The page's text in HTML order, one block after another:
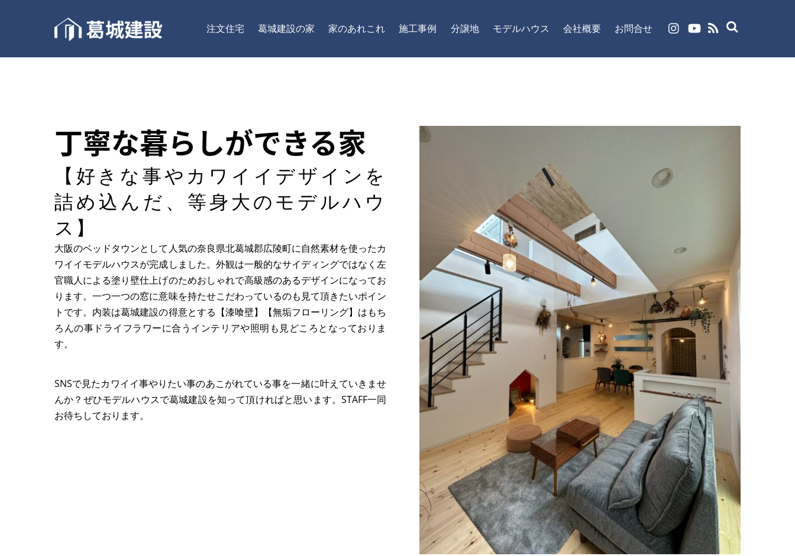
RSS
注文住宅 葛城建設の家 家のあれこれ 施工事例 分譲地 モデルハウス 会社概要 お問合せ
丁寧な暮らしができる家
【好きな事やカワイイデザインを
詰め込んだ、等身大のモデルハウ
ス】
大阪のベッドタウンとして人気の奈良県北葛城郡広陵町に自然素材を使ったカ
ワイイモデルハウスが完成しました。外観は一般的なサイディングではなく左
官職人による塗り壁仕上げのためおしゃれで高級感のあるデザインになってお
ります。一つ一つの窓に意味を持たせこだわっているのも見て頂きたいポイン
トです。内装は葛城建設の得意とする【漆喰壁】【無垢フローリング】はもち
ろんの事ドライフラワーに合うインテリアや照明も見どころとなっておりま
す。
SNSで見たカワイイ事やりたい事のあこがれている事を一緒に叶えていきませ
んか？ぜひモデルハウスで葛城建設を知って頂ければと思います。STAFF一同
お待ちしております。